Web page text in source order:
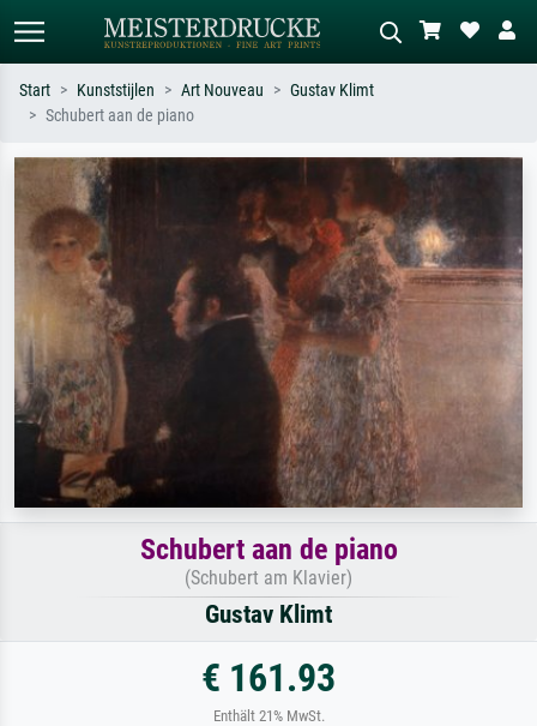
Zoek op kunstenaar, titel of stijl – bijv.
Monet, Sterrennacht, impressionisme,
Hokusai-golf, naakt.
Beschrijf de scène – bijv. groene
weide, abstract met veel rood, donker
olieverfschilderij, staand naakt naast
een boom.
Start Kunststijlen Art Nouveau
Gustav Klimt
Schubert aan de piano
Schubert aan de piano
(Schubert am Klavier)
Gustav Klimt
€ 161.93
Enthält 21% MwSt.